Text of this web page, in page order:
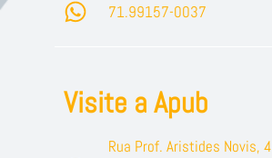
71.99157-0037
Visite a Apub
Rua Prof. Aristides Novis,